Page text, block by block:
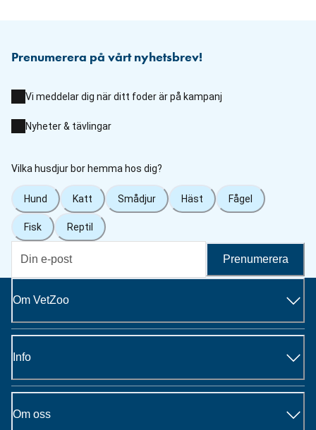
Prenumerera på vårt nyhetsbrev!
Vi meddelar dig när ditt foder är på kampanj
Nyheter & tävlingar
Vilka husdjur bor hemma hos dig?
Hund Katt Smådjur Häst Fågel
Fisk Reptil
Prenumerera
Om VetZoo
Info
Om oss